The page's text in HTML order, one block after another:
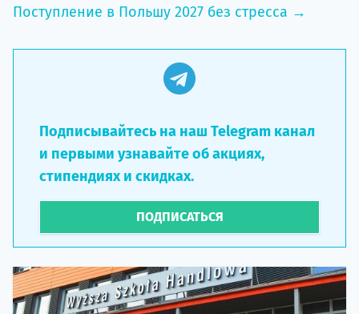
Поступление в Польшу 2027 без стресса →
Подписывайтесь на наш Telegram канал
и первыми узнавайте об акциях,
стипендиях и скидках.
ПОДПИСАТЬСЯ